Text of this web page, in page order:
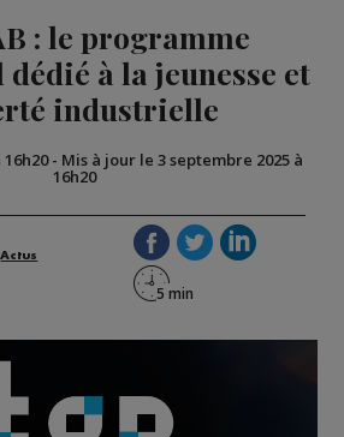
: le programme
à la jeunesse et
industrielle
- Mis à jour le 3 septembre 2025 à
16h20
Actus